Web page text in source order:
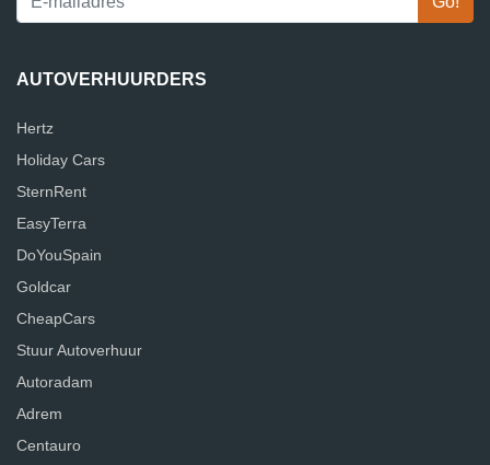
AUTOVERHUURDERS
Hertz
Holiday Cars
SternRent
EasyTerra
DoYouSpain
Goldcar
CheapCars
Stuur Autoverhuur
Autoradam
Adrem
Centauro